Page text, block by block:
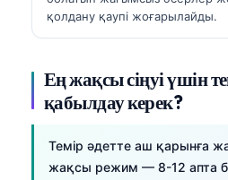
қолдану қаупі жоғарылайды.
Ең жақсы сіңуі үшін
қабылдау керек?
Темір әдетте аш қарынға
жақсы режим — 8-12 апта
Slovenščina
Magyar
Shqip
বাংলা
मराठी